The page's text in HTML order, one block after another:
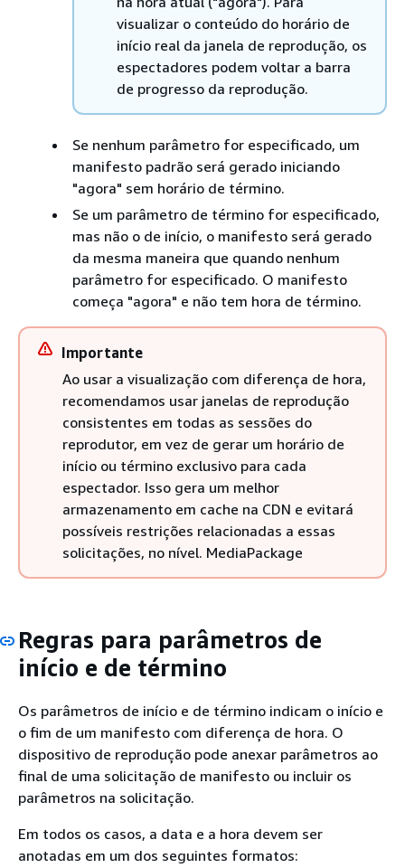
visualizar o conteúdo do horário de
início real da janela de reprodução, os
espectadores podem voltar a barra
de progresso da reprodução.
Se nenhum parâmetro for especificado, um
manifesto padrão será gerado iniciando
"agora" sem horário de término.
Se um parâmetro de término for especificado,
mas não o de início, o manifesto será gerado
da mesma maneira que quando nenhum
parâmetro for especificado. O manifesto
começa "agora" e não tem hora de término.
Importante
Ao usar a visualização com diferença de hora,
recomendamos usar janelas de reprodução
consistentes em todas as sessões do
reprodutor, em vez de gerar um horário de
início ou término exclusivo para cada
espectador. Isso gera um melhor
armazenamento em cache na CDN e evitará
possíveis restrições relacionadas a essas
solicitações, no nível. MediaPackage
Regras para parâmetros de
início e de término
Os parâmetros de início e de término indicam o início e
o fim de um manifesto com diferença de hora. O
dispositivo de reprodução pode anexar parâmetros ao
final de uma solicitação de manifesto ou incluir os
parâmetros na solicitação.
Em todos os casos, a data e a hora devem ser
anotadas em um dos seguintes formatos: